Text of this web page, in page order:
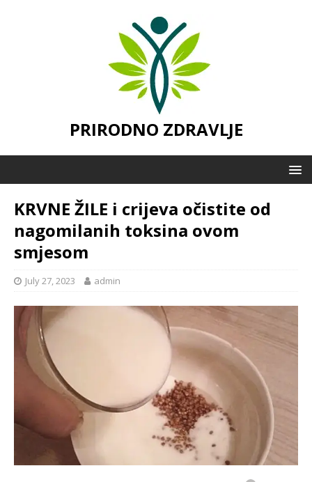
PRIRODNO ZDRAVLJE
KRVNE ŽILE i crijeva očistite od
nagomilanih toksina ovom
smjesom
July 27, 2023 admin